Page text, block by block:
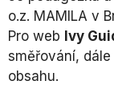
o.z. MAMILA v
Pro web Ivy
směřování,
obsahu.